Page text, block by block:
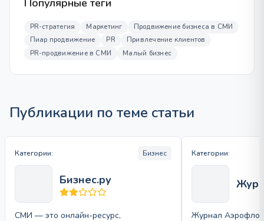
PR-стратегия Маркетинг
Продвижение бизнеса в СМИ
Пиар продвижение
PR
Привлечение клиентов
PR-продвижение в СМИ
Малый бизнес
Публикации по теме статьи
Категории: Бизнес
Бизнес.ру
СМИ — это онлайн-ресурс,
Категории:
Журнал